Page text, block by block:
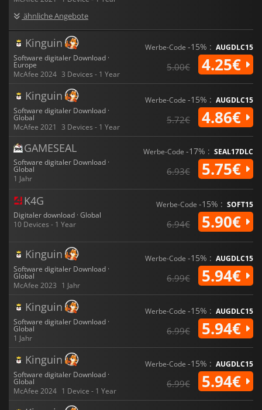
ähnliche Angebote
Kinguin
Software digitaler Download ·
Europe
McAfee 2024 3 Devices - 1 Year
Werbe-Code -15% : AUGDLC15
5.00€ 4.25€
Kinguin
Software digitaler Download ·
Global
McAfee 2021 3 Devices - 1 Year
Werbe-Code -15% : AUGDLC15
5.72€ 4.86€
GAMESEAL
Software digitaler Download ·
Global
1 Jahr
Werbe-Code -17% : SEAL17DLC
6.93€ 5.75€
K4G
Digitaler download · Global
10 Devices - 1 Year
Werbe-Code -15% : SOFT15
6.94€ 5.90€
Kinguin
Software digitaler Download ·
Global
McAfee 2023 1 Jahr
Werbe-Code -15% : AUGDLC15
6.99€ 5.94€
Kinguin
Software digitaler Download ·
Global
1 Jahr
Werbe-Code -15% : AUGDLC15
6.99€ 5.94€
Kinguin
Software digitaler Download ·
Global
McAfee 2024 1 Device - 1 Year
Werbe-Code -15% : AUGDLC15
6.99€ 5.94€